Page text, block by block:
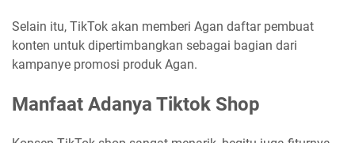
Selain itu, TikTok akan memberi Agan daftar pembuat
konten untuk dipertimbangkan sebagai bagian dari
kampanye promosi produk Agan.
Manfaat Adanya Tiktok Shop